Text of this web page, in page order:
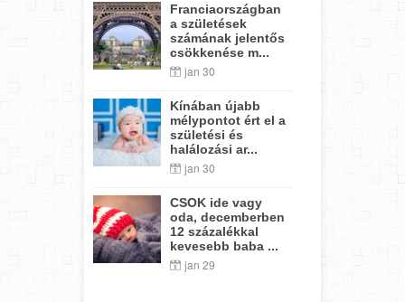
Franciaországban
a születések
számának jelentős
csökkenése m...
jan 30
Kínában újabb
mélypontot ért el a
születési és
halálozási ar...
jan 30
CSOK ide vagy
oda, decemberben
12 százalékkal
kevesebb baba ...
jan 29